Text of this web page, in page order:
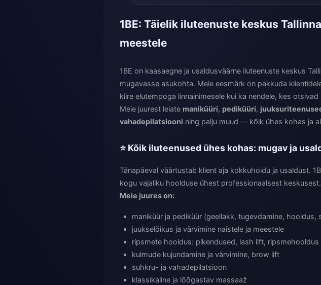
1BE: Täielik iluteenuste keskus
meestele
1BE on kaasaegne ja usaldusväärne iluteenuste keskus
mugavasse asukohta. Meie eesmärk on pakkuda
kiire elutempoga linnainimesele kui ka nendele, kes
Meie juurest leiate maniküüri, pediküüri,
vahadepilatsiooni ning palju muud — kõik ühes kohas ja
⭐ Kõik iluteenused ühes kohas: mugav ja
Tänapäeval väärtustab klient aja kokkuhoidu ja usaldust.
kogu vajaliku hoolduse ühest professionaalsest keskusest.
Meie juures on:
maniküür ja pediküür (geellakk, tugevdamine, hooldus,
juukselõikus ja värvimine naistele ja meestele
ripsmete hooldus: pikendused, lash lift, ripsmehooldus
kulmude kujundamine ja värvimine, brow lift
suhkru- ja vahadepilatsioon
klassikaline ja lõõgastav massaaž